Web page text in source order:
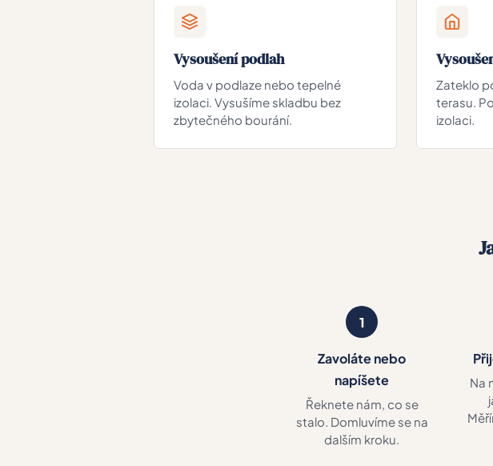
Vysoušení podlah
Voda v podlaze nebo tepelné
izolaci. Vysušíme skladbu bez
zbytečného bourání.
Zateklo
terasu.
izolaci.
1
Zavoláte nebo
napíšete
Řeknete nám, co se
stalo. Domluvíme se na
dalším kroku.
Na